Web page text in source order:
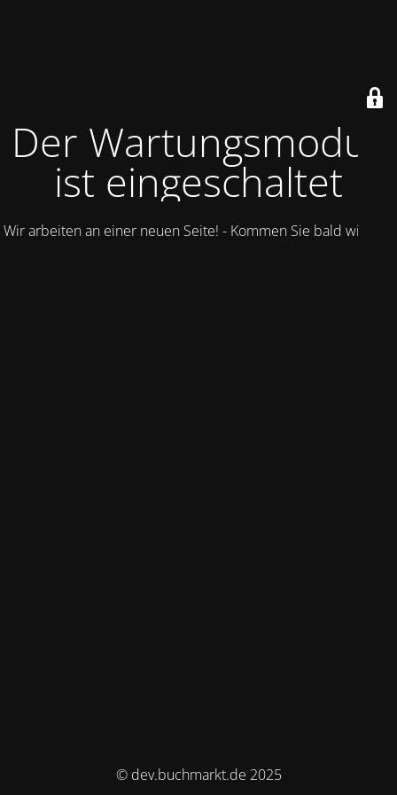
Der Wartungsmodus
ist eingeschaltet
Wir arbeiten an einer neuen Seite! - Kommen Sie bald wieder.
© dev.buchmarkt.de 2025